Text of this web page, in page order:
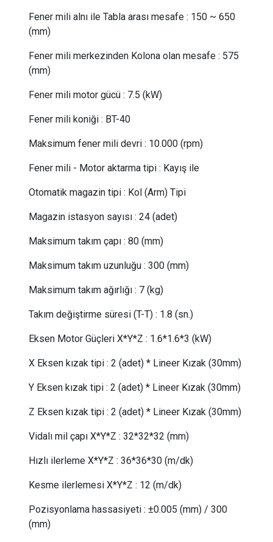
Fener mili alnı ile Tabla arası mesafe : 150 ~ 650
(mm)
Fener mili merkezinden Kolona olan mesafe : 575
(mm)
Fener mili motor gücü : 7.5 (kW)
Fener mili koniği : BT-40
Maksimum fener mili devri : 10.000 (rpm)
Fener mili - Motor aktarma tipi : Kayış ile
Otomatik magazin tipi : Kol (Arm) Tipi
Magazin istasyon sayısı : 24 (adet)
Maksimum takım çapı : 80 (mm)
Maksimum takım uzunluğu : 300 (mm)
Maksimum takım ağırlığı : 7 (kg)
Takım değiştirme süresi (T-T) : 1.8 (sn.)
Eksen Motor Güçleri X*Y*Z : 1.6*1.6*3 (kW)
X Eksen kızak tipi : 2 (adet) * Lineer Kızak (30mm)
Y Eksen kızak tipi : 2 (adet) * Lineer Kızak (30mm)
Z Eksen kızak tipi : 2 (adet) * Lineer Kızak (30mm)
Vidalı mil çapı X*Y*Z : 32*32*32 (mm)
Hızlı ilerleme X*Y*Z : 36*36*30 (m/dk)
Kesme ilerlemesi X*Y*Z : 12 (m/dk)
Pozisyonlama hassasiyeti : ±0.005 (mm) / 300
(mm)